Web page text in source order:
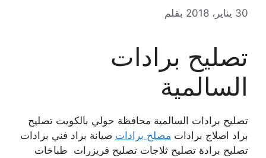
30 يناير، 2018 بقلم
تصليح برادات
السالمية
تصليح برادات السالمية محافظة حولي بالكويت تصليح
براد اصلاج برادات مصلح برادات صيانة براد فني برادات
تصليح برادة تصليح ثلاجات تصليح فريزرات طباخات